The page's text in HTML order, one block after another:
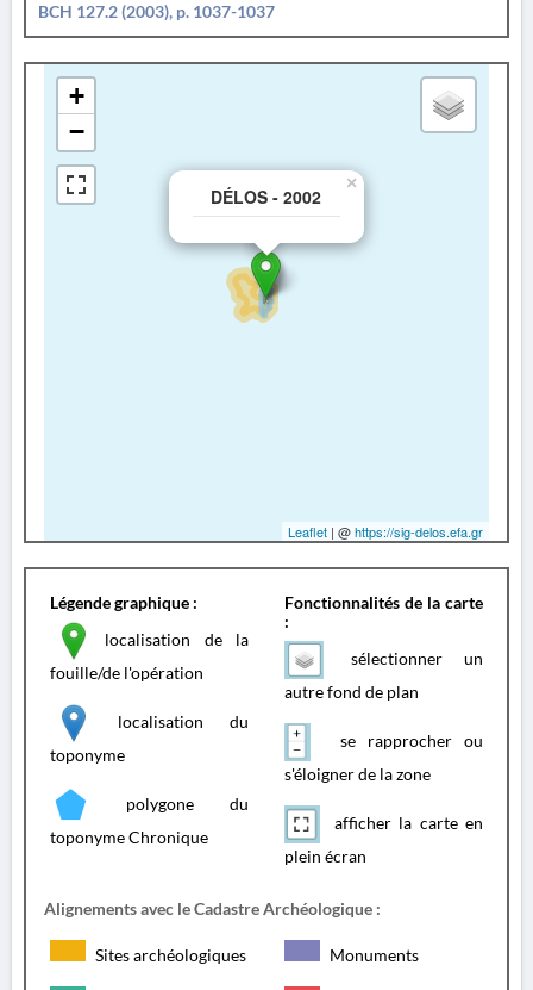
BCH 127.2 (2003), p. 1037-1037
DÉLOS - 2002
×
+
−
Leaflet | @https://sig-delos.efa.gr
Légende graphique :
localisation de la
fouille/de l'opération
localisation du
toponyme
polygone du
toponyme Chronique
Fonctionnalités de la carte
:
sélectionner un
autre fond de plan
se rapprocher ou
s'éloigner de la zone
afficher la carte en
plein écran
Alignements avec le Cadastre Archéologique :
Sites archéologiques Monuments